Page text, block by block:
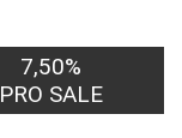
7,50%
PRO SALE